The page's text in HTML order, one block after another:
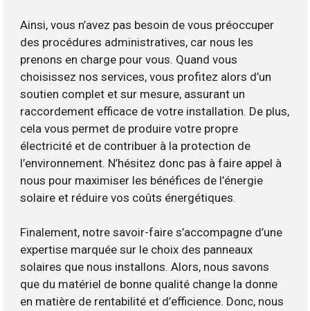
Ainsi, vous n’avez pas besoin de vous préoccuper
des procédures administratives, car nous les
prenons en charge pour vous. Quand vous
choisissez nos services, vous profitez alors d’un
soutien complet et sur mesure, assurant un
raccordement efficace de votre installation. De plus,
cela vous permet de produire votre propre
électricité et de contribuer à la protection de
l’environnement. N’hésitez donc pas à faire appel à
nous pour maximiser les bénéfices de l’énergie
solaire et réduire vos coûts énergétiques.
Finalement, notre savoir-faire s’accompagne d’une
expertise marquée sur le choix des panneaux
solaires que nous installons. Alors, nous savons
que du matériel de bonne qualité change la donne
en matière de rentabilité et d’efficience. Donc, nous